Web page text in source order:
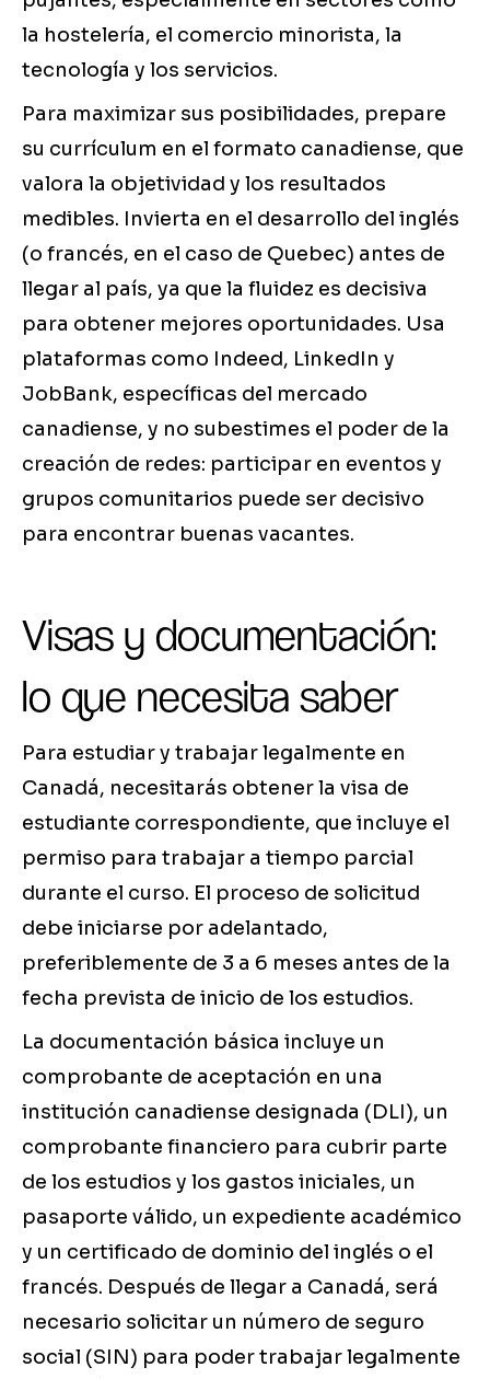
la hostelería, el comercio minorista, la
tecnología y los servicios.
Para maximizar sus posibilidades, prepare
su currículum en el formato canadiense, que
valora la objetividad y los resultados
medibles. Invierta en el desarrollo del inglés
(o francés, en el caso de Quebec) antes de
llegar al país, ya que la fluidez es decisiva
para obtener mejores oportunidades. Usa
plataformas como Indeed, LinkedIn y
JobBank, específicas del mercado
canadiense, y no subestimes el poder de la
creación de redes: participar en eventos y
grupos comunitarios puede ser decisivo
para encontrar buenas vacantes.
Visas y documentación:
lo que necesita saber
Para estudiar y trabajar legalmente en
Canadá, necesitarás obtener la visa de
estudiante correspondiente, que incluye el
permiso para trabajar a tiempo parcial
durante el curso. El proceso de solicitud
debe iniciarse por adelantado,
preferiblemente de 3 a 6 meses antes de la
fecha prevista de inicio de los estudios.
La documentación básica incluye un
comprobante de aceptación en una
institución canadiense designada (DLI), un
comprobante financiero para cubrir parte
de los estudios y los gastos iniciales, un
pasaporte válido, un expediente académico
y un certificado de dominio del inglés o el
francés. Después de llegar a Canadá, será
necesario solicitar un número de seguro
social (SIN) para poder trabajar legalmente